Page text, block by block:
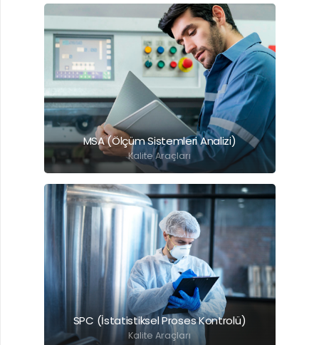
Detaylı Bilgi İçin Tıklayınız.
MSA (Ölçüm Sistemleri Analizi)
Kalite Araçları
Detaylı Bilgi İçin Tıklayınız.
SPC (İstatistiksel Proses Kontrolü)
Kalite Araçları